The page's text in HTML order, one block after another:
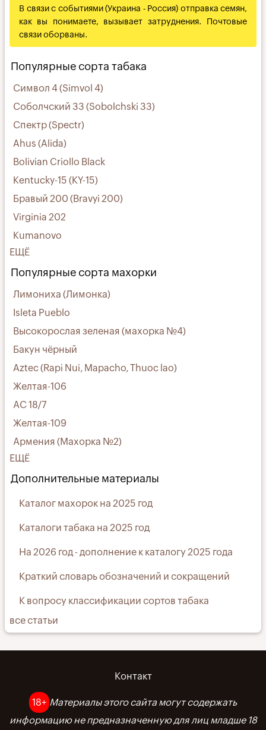
В связи с событиями (Украина - Россия) отправка семян,
как вы понимаете, вызывает затруднения. Почтовые
связи оборваны.
Популярные сорта табака
Символ 4 (Simvol 4)
Соболчский 33 (Sobolchski 33)
Спектр (Spectr)
Ahus (Alida)
Bolivian Criollo Black
Kentucky-15 (KY-15)
Бравый 200 (Bravyi 200)
Virginia 202
Kumanovo
ЕЩЁ
Популярные сорта махорки
Лимониха (Лимонка)
Isleta Pueblo
Высокорослая зеленая (махорка №4)
Бакун чёрный
Aztec (Rapi Nui, Mapacho, Thuoc lao)
Желтая-106
АС 18/7
Желтая-109
Армения (Махорка №2)
ЕЩЁ
Дополнительные материалы
Каталог махорок на 2025 год
Каталоги табака на 2025 год
На 2026 год - дополнение к каталогу 2025 года
Краткий словарь обозначений и сокращений
К вопросу классификации сортов табака
все статьи
Контакт
18+ Материалы этого сайта могут содержать
информацию не предназначенную для лиц младше 18